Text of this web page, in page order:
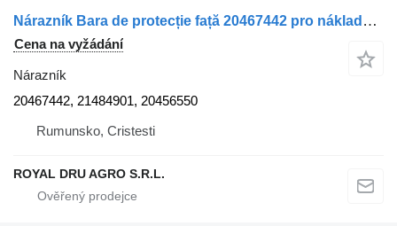
Nárazník Bara de protecție față 20467442 pro nákladní auta Volvo 20467442 / 21484901 / 20456550
Cena na vyžádání
Nárazník
20467442, 21484901, 20456550
Rumunsko, Cristesti
ROYAL DRU AGRO S.R.L.